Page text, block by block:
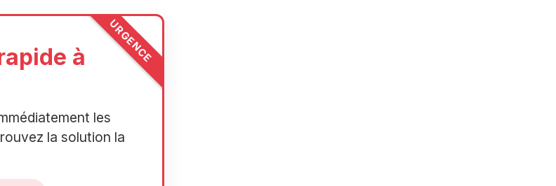
URGENCE
à
les
la solution la